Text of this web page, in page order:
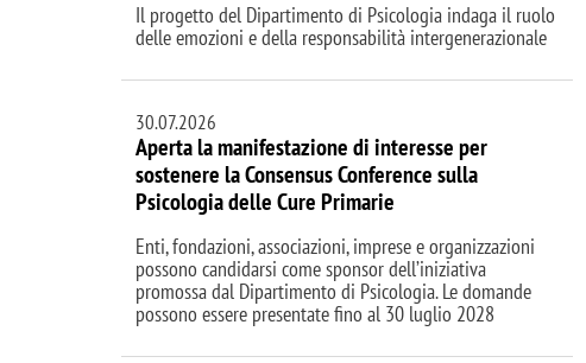
Il progetto del Dipartimento di Psicologia indaga il ruolo
delle emozioni e della responsabilità intergenerazionale
30.07.2026
Aperta la manifestazione di interesse per
sostenere la Consensus Conference sulla
Psicologia delle Cure Primarie
Enti, fondazioni, associazioni, imprese e organizzazioni
possono candidarsi come sponsor dell’iniziativa
promossa dal Dipartimento di Psicologia. Le domande
possono essere presentate fino al 30 luglio 2028